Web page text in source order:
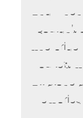
And
I couldn’t
The
You left
All alone